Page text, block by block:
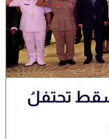
تحتفلُ